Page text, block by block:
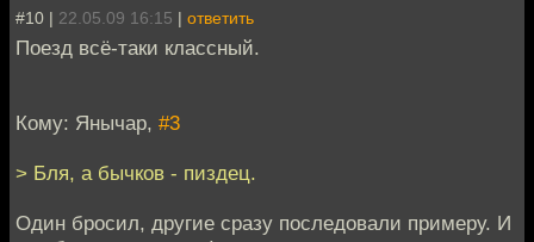
#10 | 22.05.09 16:15 | ответить
Поезд всё-таки классный.
Кому: Янычар, #3
> Бля, а бычков - пиздец.
Один бросил, другие сразу последовали примеру. И